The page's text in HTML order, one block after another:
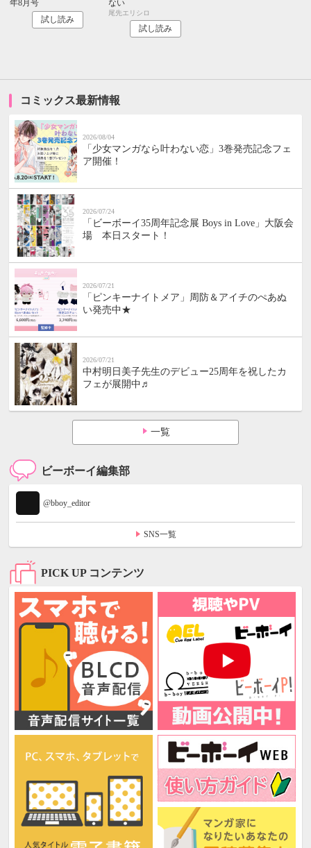
年8月号
試し読み
ない
尾先エリシロ
試し読み
コミックス最新情報
2026/08/04
「少女マンガなら叶わない恋」3巻発売記念フェ
ア開催！
2026/07/24
「ビーボーイ35周年記念展 Boys in Love」大阪会
場 本日スタート！
2026/07/21
「ピンキーナイトメア」周防＆アイチのぺあぬ
い発売中★
2026/07/21
中村明日美子先生のデビュー25周年を祝したカ
フェが展開中♬
一覧
ビーボーイ編集部
@bboy_editor
SNS一覧
PICK UP コンテンツ